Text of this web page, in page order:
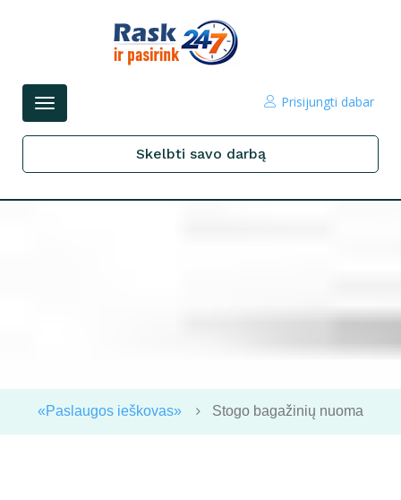
Perjungti
Prisijungti dabar
Skelbti savo darbą
«Paslaugos ieškovas» Stogo bagažinių nuoma